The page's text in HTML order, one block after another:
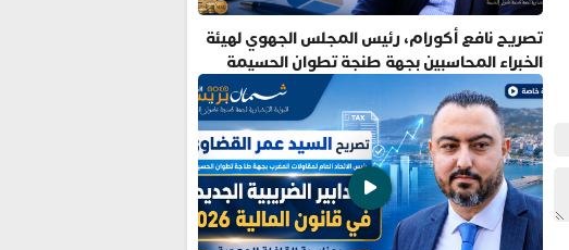
تصريح نافع أكورام، رئيس المجلس الجهوي لهيئة
الخبراء المحاسبين بجهة طنجة تطوان الحسيمة